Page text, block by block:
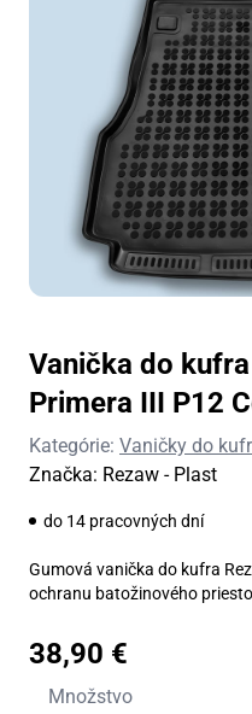
Vanička do
Primera III P12
Kategórie: Vaničky do
Značka: Rezaw - Plast
do 14 pracovných dní
Gumová vanička do kufra
ochranu batožinového
38,90 €
Množstvo
množstvo